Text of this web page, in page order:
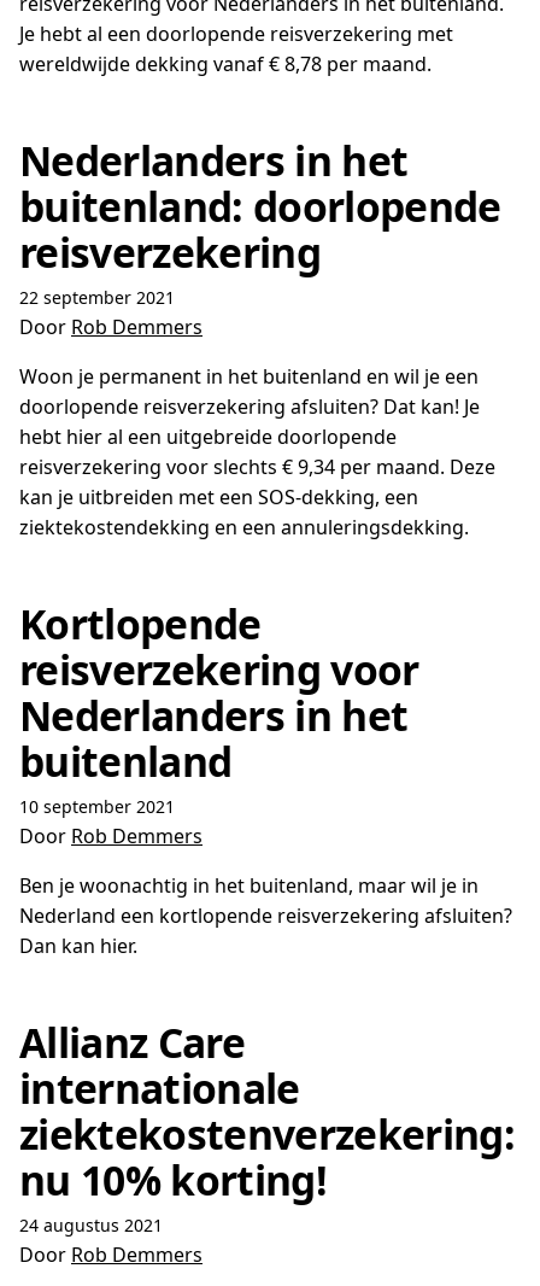
Je hebt al een doorlopende reisverzekering met
wereldwijde dekking vanaf € 8,78 per maand.
Nederlanders in het
buitenland: doorlopende
reisverzekering
22 september 2021
Door Rob Demmers
Woon je permanent in het buitenland en wil je een
doorlopende reisverzekering afsluiten? Dat kan! Je
hebt hier al een uitgebreide doorlopende
reisverzekering voor slechts € 9,34 per maand. Deze
kan je uitbreiden met een SOS-dekking, een
ziektekostendekking en een annuleringsdekking.
Kortlopende
reisverzekering voor
Nederlanders in het
buitenland
10 september 2021
Door Rob Demmers
Ben je woonachtig in het buitenland, maar wil je in
Nederland een kortlopende reisverzekering afsluiten?
Dan kan hier.
Allianz Care
internationale
ziektekostenverzekering:
nu 10% korting!
24 augustus 2021
Door Rob Demmers